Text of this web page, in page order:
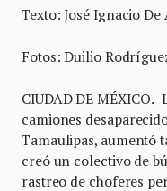
Texto: José Ignacio De
Fotos: Duilio
CIUDAD DE
camiones
Tamaulipas, aumentó
creó un colectivo de
rastreo de choferes